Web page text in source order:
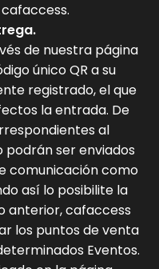
de nuestra página
único QR a su
registrado, el que
la entrada. De
al
ser enviados
comunicación como
así lo posibilite la
anterior, cafaccess
los puntos de venta
Eventos.